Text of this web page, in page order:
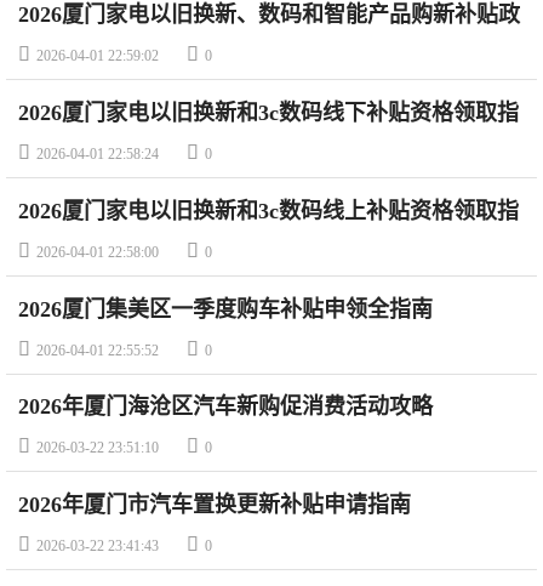
2026厦门家电以旧换新、数码和智能产品购新补贴政
策
 2026-04-01 22:59:02  0
2026厦门家电以旧换新和3c数码线下补贴资格领取指
南
 2026-04-01 22:58:24  0
2026厦门家电以旧换新和3c数码线上补贴资格领取指
南
 2026-04-01 22:58:00  0
2026厦门集美区一季度购车补贴申领全指南
 2026-04-01 22:55:52  0
2026年厦门海沧区汽车新购促消费活动攻略
 2026-03-22 23:51:10  0
2026年厦门市汽车置换更新补贴申请指南
 2026-03-22 23:41:43  0